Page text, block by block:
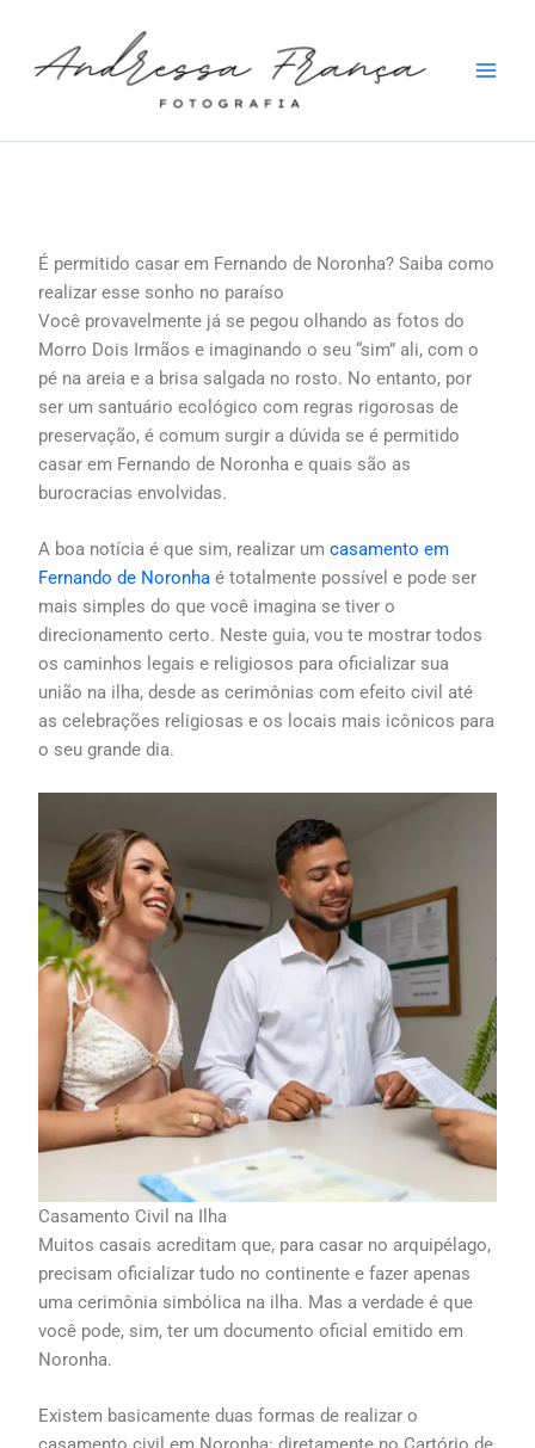
É permitido casar em Fernando de Noronha? Saiba como
realizar esse sonho no paraíso
Você provavelmente já se pegou olhando as fotos do
Morro Dois Irmãos e imaginando o seu “sim” ali, com o
pé na areia e a brisa salgada no rosto. No entanto, por
ser um santuário ecológico com regras rigorosas de
preservação, é comum surgir a dúvida se é permitido
casar em Fernando de Noronha e quais são as
burocracias envolvidas.
A boa notícia é que sim, realizar umcasamento em
Fernando de Noronha é totalmente possível e pode ser
mais simples do que você imagina se tiver o
direcionamento certo. Neste guia, vou te mostrar todos
os caminhos legais e religiosos para oficializar sua
união na ilha, desde as cerimônias com efeito civil até
as celebrações religiosas e os locais mais icônicos para
o seu grande dia.
Casamento Civil na Ilha
Muitos casais acreditam que, para casar no arquipélago,
precisam oficializar tudo no continente e fazer apenas
uma cerimônia simbólica na ilha. Mas a verdade é que
você pode, sim, ter um documento oficial emitido em
Noronha.
Existem basicamente duas formas de realizar o